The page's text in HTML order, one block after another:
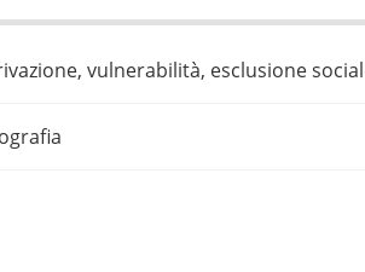
vulnerabilità, esclusione